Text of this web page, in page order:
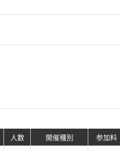
人数 開催種別 参加料